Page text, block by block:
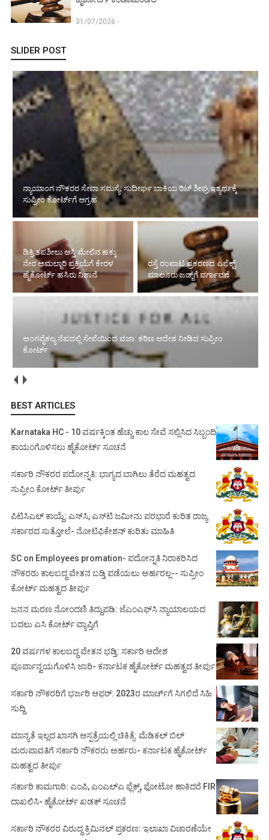
31/07/2026 -
SLIDER POST
ಡಿಕ್ರಿ ತಪಶೀಲು ಆಸ್ತಿ ಮೇಲಿನ ಹಕ್ಕು: ನೇರ
ಅಮಲ್ಜಾರಿ ಪ್ರಕ್ರಿಯೆಗೆ ಕೇರಳ ಹೈಕೋರ್ಟ್
ಹಸಿರು ನಿಶಾನೆ
ರಸ್ತೆ ರಂಪಾಟ ಪ್ರಕರಣದ ಎಫೆಕ್ಟ್‌:
ಮಾಲೂರು ಜಡ್ಜ್‌ಗೆ ವರ್ಗಾವಣೆ
ಅಂಗವೈಕಲ್ಯ ನೆಪದಲ್ಲಿ ಸೇವೆಯಿಂದ ವಜಾ: ಕಠಿಣ ಆದೇಶ ನೀಡಿದ ಸುಪ್ರೀಂ
ಕೋರ್ಟ್‌
ನಿವೃತ್ತಿ ಅಂಚಿನಲ್ಲಿರುವ ನ್ಯಾಯಾಧೀಶರಿಗೆ ಸಿಹಿಸುದ್ದಿ ನೀಡಿದ ಸುಪ್ರೀಂ ಕೋರ್ಟ್‌
BEST ARTICLES
Karnataka HC - 10 ವರ್ಷಕ್ಕಿಂತ ಹೆಚ್ಚು ಕಾಲ ಸೇವೆ ಸಲ್ಲಿಸಿದ ಸಿಬ್ಬಂದಿ
ಕಾಯಂಗೊಳಿಸಲು ಹೈಕೋರ್ಟ್ ಸೂಚನೆ
ಸರ್ಕಾರಿ ನೌಕರರ ಪದೋನ್ನತಿ: ಭಾಗ್ಯದ ಬಾಗಿಲು ತೆರೆದ ಮಹತ್ವದ
ಸುಪ್ರೀಂ ಕೋರ್ಟ್ ತೀರ್ಪು
ಪಿಟಿಸಿಎಲ್ ಕಾಯ್ದೆ: ಎಸ್‌ಸಿ, ಎಸ್‌ಟಿ ಜಮೀನು ಪರಭಾರೆ ಕುರಿತ ರಾಜ್ಯ
ಸರ್ಕಾರದ ಸುತ್ತೋಲೆ- ನೋಟಿಫಿಕೇಶನ್‌ ಕುರಿತು ಮಾಹಿತಿ
SC on Employees promation- ಪದೋನ್ನತಿ ನಿರಾಕರಿಸಿದ
ನೌಕರರು ಕಾಲಬದ್ಧ ವೇತನ ಬಡ್ತಿ ಪಡೆಯಲು ಅರ್ಹರಲ್ಲ-- ಸುಪ್ರೀಂ
ಕೋರ್ಟ್ ಮಹತ್ವದ ತೀರ್ಪು
ಜನನ ಮರಣ ನೋಂದಣಿ ತಿದ್ದುಪಡಿ: ಜೆಎಂಎಫ್‌ಸಿ ನ್ಯಾಯಾಲಯದ
ಬದಲು ಎಸಿ ಕೋರ್ಟ್‌ ವ್ಯಾಪ್ತಿಗೆ
20 ವರ್ಷಗಳ ಕಾಲಬದ್ಧ ವೇತನ ಭಡ್ತಿ: ಸರ್ಕಾರಿ ಆದೇಶ
ಪೂರ್ವಾನ್ವಯಗೊಳಿಸಿ ಜಾರಿ- ಕರ್ನಾಟಕ ಹೈಕೋರ್ಟ್ ಮಹತ್ವದ ತೀರ್ಪು
ಸರ್ಕಾರಿ ನೌಕರರಿಗೆ ಭರ್ಜರಿ ಆಫರ್: 2023ರ ಮಾರ್ಚ್‌ಗೆ ಸಿಗಲಿದೆ ಸಿಹಿ
ಸುದ್ದಿ
ಮಾನ್ಯತೆ ಇಲ್ಲದ ಖಾಸಗಿ ಆಸ್ಪತ್ರೆಯಲ್ಲಿ ಚಿಕಿತ್ಸೆ: ಮೆಡಿಕಲ್ ಬಿಲ್
ಮರುಪಾವತಿಗೆ ಸರ್ಕಾರಿ ನೌಕರರು ಅರ್ಹರು- ಕರ್ನಾಟಕ ಹೈಕೋರ್ಟ್
ಮಹತ್ವದ ತೀರ್ಪು
ಸರ್ಕಾರಿ ಕಾಮಗಾರಿ: ಎಂಪಿ, ಎಂಎಲ್‌ಎ ಫ್ಲೆಕ್ಸ್‌, ಫೋಟೋ ಹಾಕಿದರೆ FIR
ದಾಖಲಿಸಿ- ಹೈಕೋರ್ಟ್‌ ಖಡಕ್ ಸೂಚನೆ
ಸರ್ಕಾರಿ ನೌಕರರ ವಿರುದ್ಧ ಕ್ರಿಮಿನಲ್ ಪ್ರಕರಣ: ಇಲಾಖಾ ವಿಚಾರಣೆಯೇ